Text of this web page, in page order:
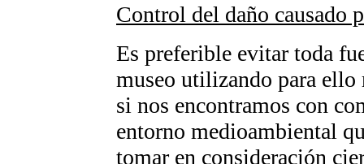
Control del daño causado
Es preferible evitar toda
museo utilizando para ello
si nos encontramos con
entorno medioambiental
tomar en consideración